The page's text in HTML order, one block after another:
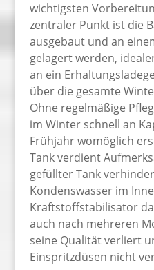
wichtigsten
zentraler Punkt ist die
ausgebaut und an
gelagert werden,
an ein
über die gesamte
Ohne regelmäßige
im Winter schnell an
Frühjahr womöglich
Tank verdient
gefüllter Tank
Kondenswasser im
Kraftstoffstabilisator
auch nach mehreren
seine Qualität verliert
Einspritzdüsen nicht